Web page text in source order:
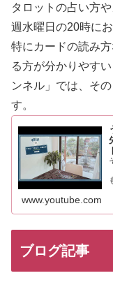
タロットの占い方
週水曜日の20時に
特にカードの読み
る方が分かりやす
ンネル」では、そ
す。
www.youtube.com
ブログ記事